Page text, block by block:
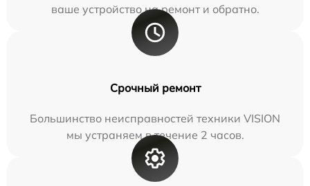
ваше устройство на ремонт и обратно.
Срочный ремонт
Большинство неисправностей техники VISION
мы устраняем в течение 2 часов.